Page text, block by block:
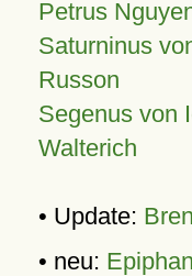
Petrus
Saturninus
Russon
Segenus von
Walterich
• Update:
• neu: